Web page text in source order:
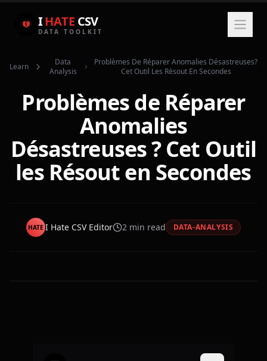
IHATE CSV
DATA TOOLKIT
Learn
Data
Analysis
Problèmes De Réparer Anomalies Désastreuses?
Cet Outil Les Résout En Secondes
Problèmes de Réparer
Anomalies
Désastreuses ? Cet Outil
les Résout en Secondes
HATE I Hate CSV Editor 2min read DATA-ANALYSIS